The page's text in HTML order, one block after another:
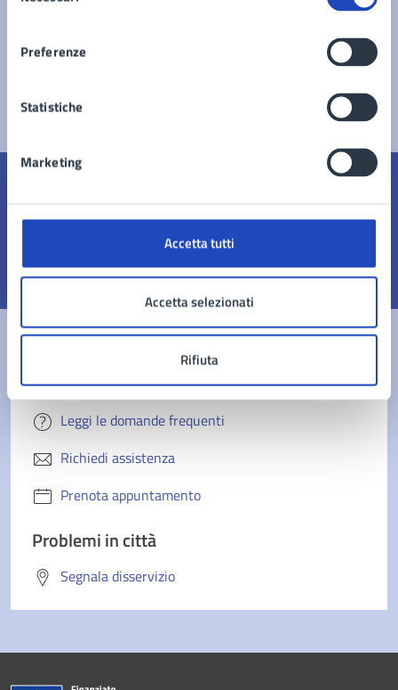
Preferenze
Statistiche
Marketing
Accetta tutti
Accetta selezionati
Rifiuta
1 »
pagina?
Valuta 5 stelle su 5
Valuta 4 stelle su 5
Valuta 3 stelle su 5
Valuta 2 stelle su 5
Valuta 1 stelle su 5
Contatta il comune
Leggi le domande frequenti
Richiedi assistenza
Prenota appuntamento
Problemi in città
Segnala disservizio